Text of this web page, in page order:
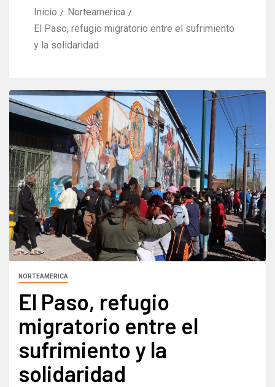
Inicio
Norteamerica
El Paso, refugio migratorio entre el sufrimiento
y la solidaridad
NORTEAMERICA
El Paso, refugio
migratorio entre el
sufrimiento y la
solidaridad